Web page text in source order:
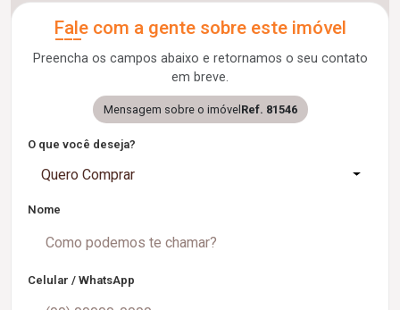
Fale com a gente sobre este imóvel
Preencha os campos abaixo e retornamos o seu contato
em breve.
Mensagem sobre o imóvelRef. 81546
O que você deseja?
Quero Comprar
Nome
Celular / WhatsApp